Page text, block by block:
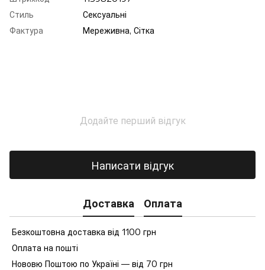
Стиль
Сексуальні
Фактура
Мереживна, Сітка
Додайте перший відгук
Написати відгук
Доставка Оплата
Безкоштовна доставка від 1100 грн
Оплата на пошті
Нововю Поштою по Україні — від 70 грн